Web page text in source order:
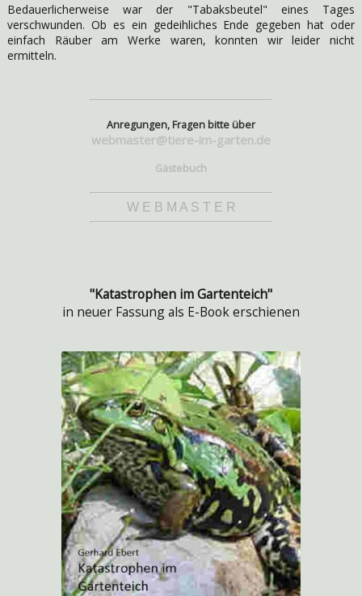
Bedauerlicherweise war der "Tabaksbeutel" eines Tages
verschwunden. Ob es ein gedeihliches Ende gegeben hat oder
einfach Räuber am Werke waren, konnten wir leider nicht
ermitteln.
Anregungen, Fragen bitte über
webmaster@tiere-im-garten.de
Gästebuch
W E B M A S T E R
"Katastrophen im Gartenteich"
in neuer Fassung als E-Book erschienen